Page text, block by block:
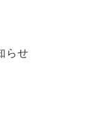
らせ